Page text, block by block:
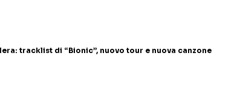
tracklist di “Bionic”, nuovo tour e nuova canzone